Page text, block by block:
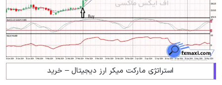
استراتژی مارکت میکر ارز دیجیتال – خرید